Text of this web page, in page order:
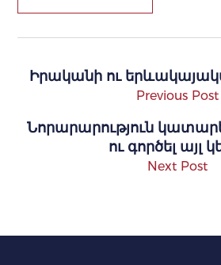
Իրականի ու
Previous Post
Նորարարություն
ու գործել այլ
Next Post